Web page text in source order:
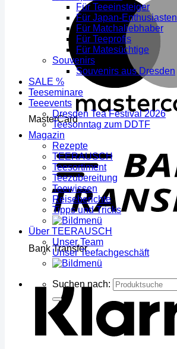
MasterCard
Bank Transfer
Für Teeeinsteiger
Für Japan-Enthusiasten
Für Matchaliebhaber
Für Teeprofis
Für Matesüchtige
Souvenirs
Souvenirs aus Dresden
SALE %
Teeseminare
Teeevents
Dresden Tea Festival 2026
Teesonntag zum DDTF
Magazin
Rezepte
TEERAUSCH
Teesortiment
Teezubereitung
Teewissen
Reiseberichte
Tipps und Tricks
Über TEERAUSCH
Unser Team
Unser Teefachgeschäft
Suchen nach: